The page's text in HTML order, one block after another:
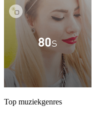
Top muziekgenres